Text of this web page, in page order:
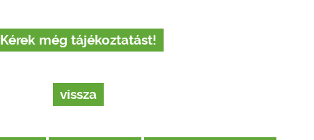
Kérek még tájékoztatást!
vissza